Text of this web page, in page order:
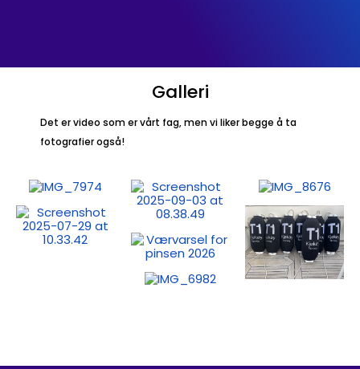
Galleri
Det er video som er vårt fag, men vi liker begge å ta
fotografier også!